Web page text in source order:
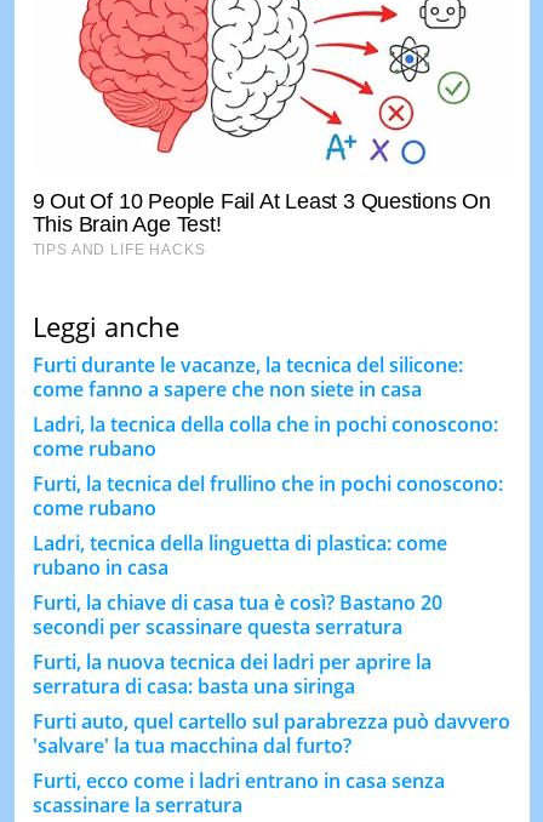
Leggi anche
Furti durante le vacanze, la tecnica del silicone:
come fanno a sapere che non siete in casa
Ladri, la tecnica della colla che in pochi conoscono:
come rubano
Furti, la tecnica del frullino che in pochi conoscono:
come rubano
Ladri, tecnica della linguetta di plastica: come
rubano in casa
Furti, la chiave di casa tua è così? Bastano 20
secondi per scassinare questa serratura
Furti, la nuova tecnica dei ladri per aprire la
serratura di casa: basta una siringa
Furti auto, quel cartello sul parabrezza può davvero
'salvare' la tua macchina dal furto?
Furti, ecco come i ladri entrano in casa senza
scassinare la serratura